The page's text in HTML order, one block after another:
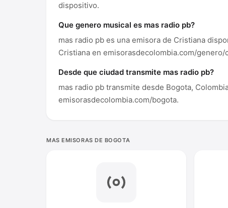
dispositivo.
Que genero musical es mas radio pb?
mas radio pb es una emisora de Cristiana
Cristiana en emisorasdecolombia.com/genero/
Desde que ciudad transmite mas radio pb?
mas radio pb transmite desde Bogota,
emisorasdecolombia.com/bogota.
MAS EMISORAS DE BOGOTA